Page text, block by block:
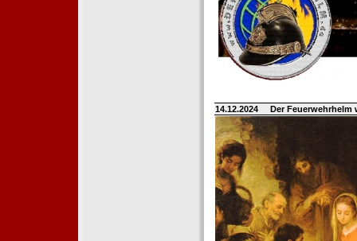
14.12.2024 Der